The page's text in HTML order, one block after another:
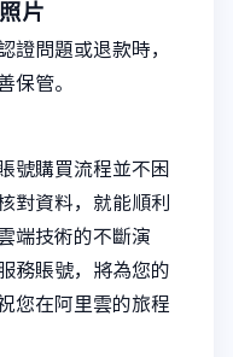
片
證問題或退款時，
保管。
號購買流程並不困
對資料，就能順利
端技術的不斷演
務賬號，將為您的
您在阿里雲的旅程